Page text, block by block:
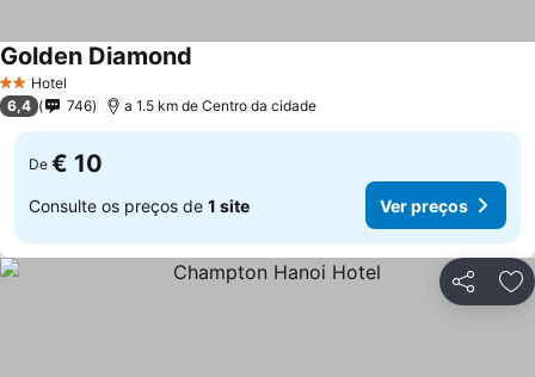
2 Estrelas
Hotel
Golden Diamond
6,4 746 a 1.5 km de Centro da cidade
De € 10
Consulte os preços de 1 site Ver preços
Partilhar